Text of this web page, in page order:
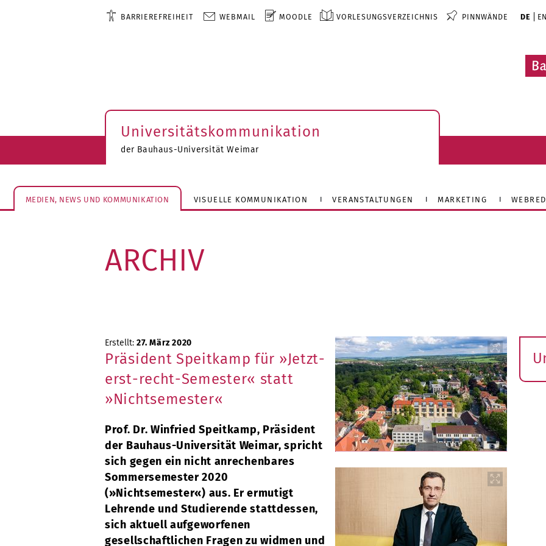
BARRIEREFREIHEIT WEBMAIL MOODLE VORLESUNGSVERZEICHNIS PINNWÄNDE DE EN
Universitätskommunikation
der Bauhaus-Universität Weimar
MEDIEN, NEWS UND KOMMUNIKATION VISUELLE KOMMUNIKATION VERANSTALTUNGEN MARKETING
ARCHIV
Erstellt: 27. März 2020
Präsident Speitkamp für »Jetzt-
erst-recht-Semester« statt
»Nichtsemester«
Prof. Dr. Winfried Speitkamp, Präsident
der Bauhaus-Universität Weimar, spricht
sich gegen ein nicht anrechenbares
Sommersemester 2020
(»Nichtsemester«) aus. Er ermutigt
Lehrende und Studierende stattdessen,
sich aktuell aufgeworfenen
gesellschaftlichen Fragen zu widmen und